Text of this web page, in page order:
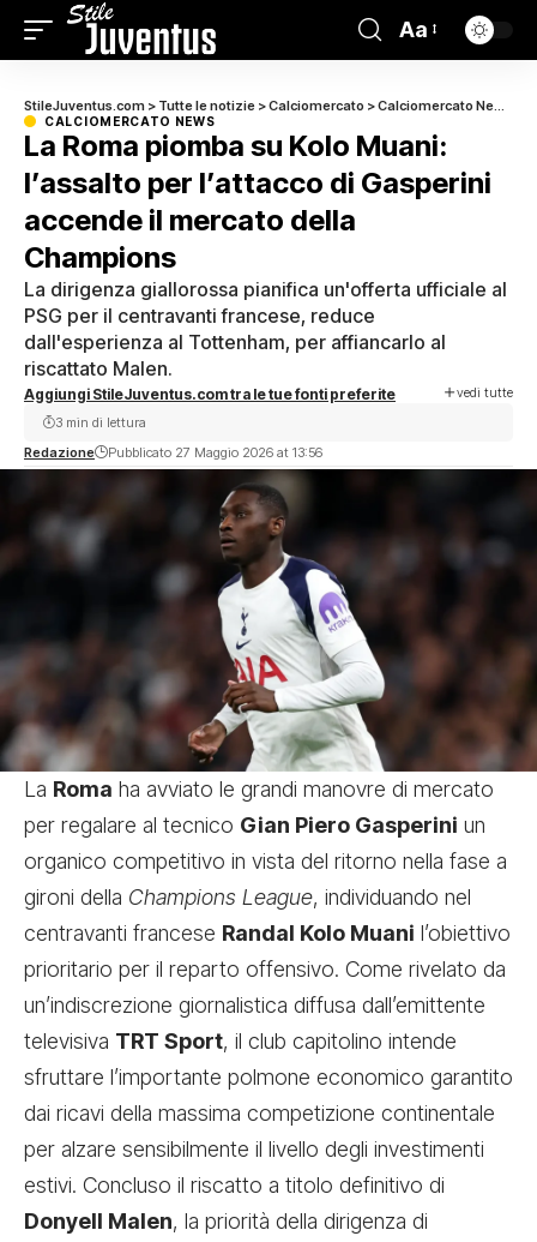
Aa
StileJuventus.com > Tutte le notizie >Calciomercato >Calciomercato News
CALCIOMERCATO NEWS
La Roma piomba su Kolo Muani:
l’assalto per l’attacco di Gasperini
accende il mercato della
Champions
La dirigenza giallorossa pianifica un'offerta ufficiale al
PSG per il centravanti francese, reduce
dall'esperienza al Tottenham, per affiancarlo al
riscattato Malen.
Aggiungi StileJuventus.com tra le tue fonti preferite vedi tutte
Redazione Pubblicato 27 Maggio 2026 at 13:56
3 min di lettura
La Roma ha avviato le grandi manovre di mercato
per regalare al tecnico Gian Piero Gasperini un
organico competitivo in vista del ritorno nella fase a
gironi della Champions League, individuando nel
centravanti francese Randal Kolo Muani l’obiettivo
prioritario per il reparto offensivo. Come rivelato da
un’indiscrezione giornalistica diffusa dall’emittente
televisiva TRT Sport, il club capitolino intende
sfruttare l’importante polmone economico garantito
dai ricavi della massima competizione continentale
per alzare sensibilmente il livello degli investimenti
estivi. Concluso il riscatto a titolo definitivo di
Donyell Malen, la priorità della dirigenza di